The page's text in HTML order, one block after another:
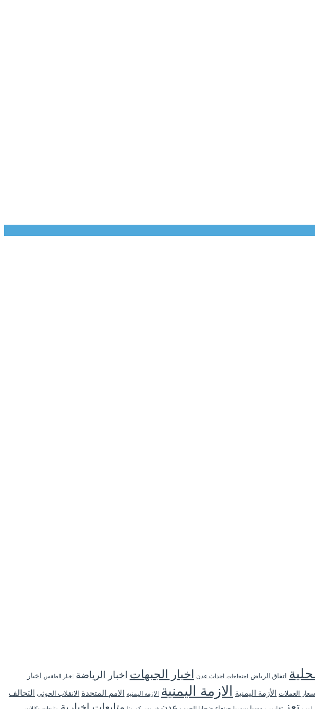
اتفاق الرياض احتجاجات احداث عدن اخبار الجبهات اخبار الرياضة اخبار الطقس اخبار
اسعار العملات الأزمة اليمنية الازمة اليمنية الازمه اليمنيه الامم المتحدة الانقلاب الحوثي التحالف